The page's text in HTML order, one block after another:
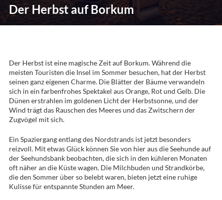
Der Herbst auf Borkum
Der Herbst ist eine magische Zeit auf Borkum. Während die
meisten Touristen die Insel im Sommer besuchen, hat der Herbst
seinen ganz eigenen Charme. Die Blätter der Bäume verwandeln
sich in ein farbenfrohes Spektakel aus Orange, Rot und Gelb. Die
Dünen erstrahlen im goldenen Licht der Herbstsonne, und der
Wind trägt das Rauschen des Meeres und das Zwitschern der
Zugvögel mit sich.
Ein Spaziergang entlang des Nordstrands ist jetzt besonders
reizvoll. Mit etwas Glück können Sie von hier aus die Seehunde auf
der Seehundsbank beobachten, die sich in den kühleren Monaten
oft näher an die Küste wagen. Die Milchbuden und Strandkörbe,
die den Sommer über so belebt waren, bieten jetzt eine ruhige
Kulisse für entspannte Stunden am Meer.